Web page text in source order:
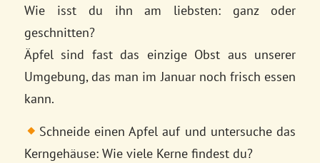
Wie isst du ihn am liebsten: ganz oder
geschnitten?
Äpfel sind fast das einzige Obst aus unserer
Umgebung, das man im Januar noch frisch essen
kann.
Schneide einen Apfel auf und untersuche das
Kerngehäuse: Wie viele Kerne findest du?